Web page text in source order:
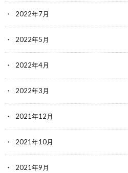
2022年7月
2022年5月
2022年4月
2022年3月
2021年12月
2021年10月
2021年9月